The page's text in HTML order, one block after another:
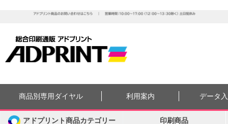
商品別専用ダイヤル 利用案内 データ
アドプリント商品カテゴリー 印刷商品